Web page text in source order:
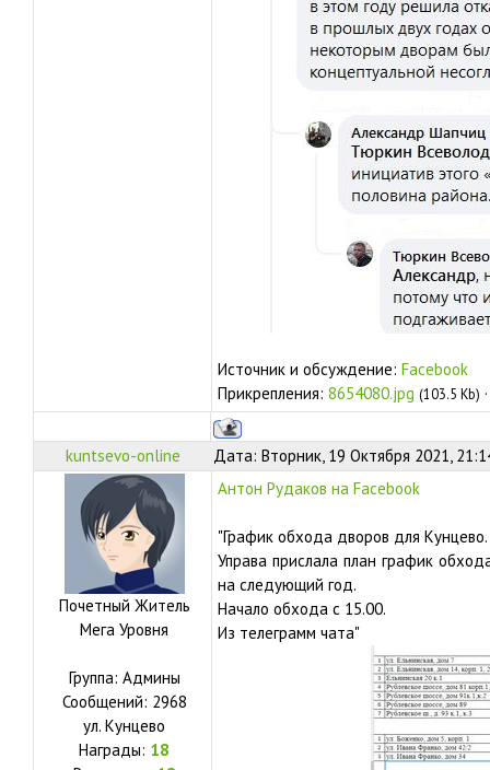
Источник и обсуждение: Facebook
Прикрепления: 8654080.jpg (103.5 Kb)
kuntsevo-online Дата: Вторник, 19 Октября 2021,
Почетный Житель
Мега Уровня
Группа: Админы
Сообщений: 2968
ул. Кунцево
Награды: 18
Антон Рудаков на Facebook
"График обхода дворов для Кунцево.
Управа прислала план график
на следующий год.
Начало обхода с 15.00.
Из телеграмм чата"